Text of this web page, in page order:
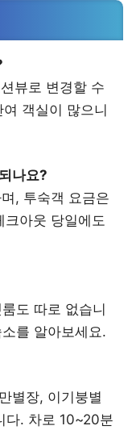
뷰로 변경할 수
객실이 많으니
나요?
, 투숙객 요금은
아웃 당일에도
도 따로 없습니
를 알아보세요.
별장, 이기붕별
다. 차로 10~20분